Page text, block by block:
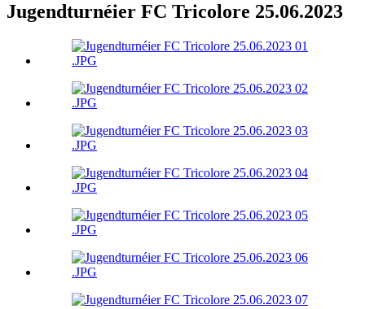
Jugendturnéier FC Tricolore 25.06.2023